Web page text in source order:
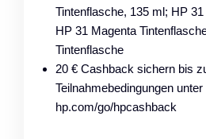
Tintenflasche, 135 ml; HP
HP 31 Magenta
Tintenflasche
20 € Cashback sichern bis
Teilnahmebedingungen unter
hp.com/go/hpcashback